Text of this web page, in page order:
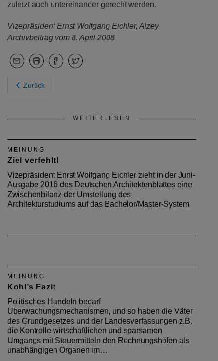
zuletzt auch untereinander gerecht werden.
VizepräsidentErnst Wolfgang Eichler, Alzey
Archivbeitrag vom 8. April 2008
Zurück
WEITERLESEN
MEINUNG
Ziel verfehlt!
Vizepräsident Enrst Wolfgang Eichler zieht in der Juni-
Ausgabe 2016 des Deutschen Architektenblattes eine
Zwischenbilanz der Umstellung des
Architekturstudiums auf das Bachelor/Master-System
MEINUNG
Kohl’s Fazit
Politisches Handeln bedarf
Überwachungsmechanismen, und so haben die Väter
des Grundgesetzes und der Landesverfassungen z.B.
die Kontrolle wirtschaftlichen und sparsamen
Umgangs mit Steuermitteln den Rechnungshöfen als
unabhängigen Organen im…